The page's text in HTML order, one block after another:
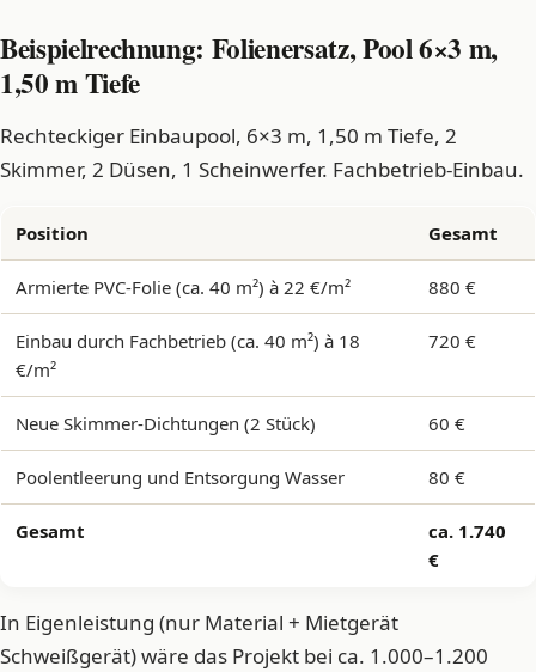
Beispielrechnung: Folienersatz, Pool 6×3 m,
1,50 m Tiefe
Rechteckiger Einbaupool, 6×3 m, 1,50 m Tiefe, 2
Skimmer, 2 Düsen, 1 Scheinwerfer. Fachbetrieb-Einbau.
Position Gesamt
Armierte PVC-Folie (ca. 40 m²) à 22 €/m² 880 €
Einbau durch Fachbetrieb (ca. 40 m²) à 18
€/m²
720 €
Neue Skimmer-Dichtungen (2 Stück) 60 €
Poolentleerung und Entsorgung Wasser 80 €
Gesamt
ca. 1.740
€
In Eigenleistung (nur Material + Mietgerät
Schweißgerät) wäre das Projekt bei ca. 1.000–1.200